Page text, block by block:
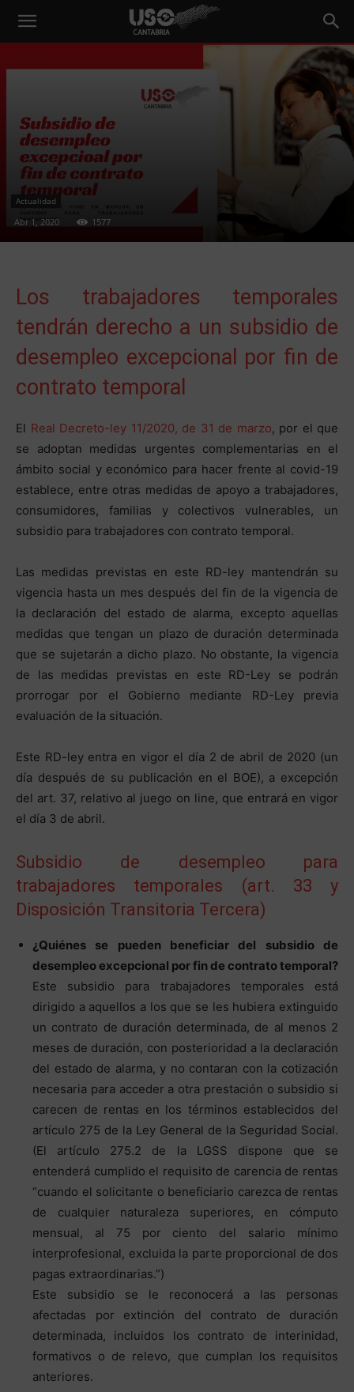
Actualidad
Abr 1, 2020 1577
Los trabajadores temporales
tendrán derecho a un subsidio de
desempleo excepcional por fin de
contrato temporal
El Real Decreto-ley 11/2020, de 31 de marzo, por el que
se adoptan medidas urgentes complementarias en el
ámbito social y económico para hacer frente al covid-19
establece, entre otras medidas de apoyo a trabajadores,
consumidores, familias y colectivos vulnerables, un
subsidio para trabajadores con contrato temporal.
Las medidas previstas en este RD-ley mantendrán su
vigencia hasta un mes después del fin de la vigencia de
la declaración del estado de alarma, excepto aquellas
medidas que tengan un plazo de duración determinada
que se sujetarán a dicho plazo. No obstante, la vigencia
de las medidas previstas en este RD-Ley se podrán
prorrogar por el Gobierno mediante RD-Ley previa
evaluación de la situación.
Este RD-ley entra en vigor el día 2 de abril de 2020 (un
día después de su publicación en el BOE), a excepción
del art. 37, relativo al juego on line, que entrará en vigor
el día 3 de abril.
Subsidio de desempleo para
trabajadores temporales (art. 33 y
Disposición Transitoria Tercera)
¿Quiénes se pueden beneficiar del subsidio de
desempleo excepcional por fin de contrato temporal?
Este subsidio para trabajadores temporales está
dirigido a aquellos a los que se les hubiera extinguido
un contrato de duración determinada, de al menos 2
meses de duración, con posterioridad a la declaración
del estado de alarma, y no contaran con la cotización
necesaria para acceder a otra prestación o subsidio si
carecen de rentas en los términos establecidos del
artículo 275 de la Ley General de la Seguridad Social.
(El artículo 275.2 de la LGSS dispone que se
entenderá cumplido el requisito de carencia de rentas
“cuando el solicitante o beneficiario carezca de rentas
de cualquier naturaleza superiores, en cómputo
mensual, al 75 por ciento del salario mínimo
interprofesional, excluida la parte proporcional de dos
pagas extraordinarias.”)
Este subsidio se le reconocerá a las personas
afectadas por extinción del contrato de duración
determinada, incluidos los contrato de interinidad,
formativos o de relevo, que cumplan los requisitos
anteriores.